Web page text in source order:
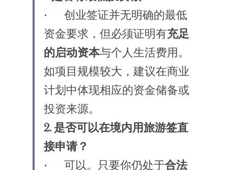
•	创业签证并无明确的最低
资金要求，但必须证明有充足
的启动资本与个人生活费用。
如项目规模较大，建议在商业
计划中体现相应的资金储备或
投资来源。
2. 是否可以在境内用旅游签直
接申请？
•	可以。只要你仍处于合法